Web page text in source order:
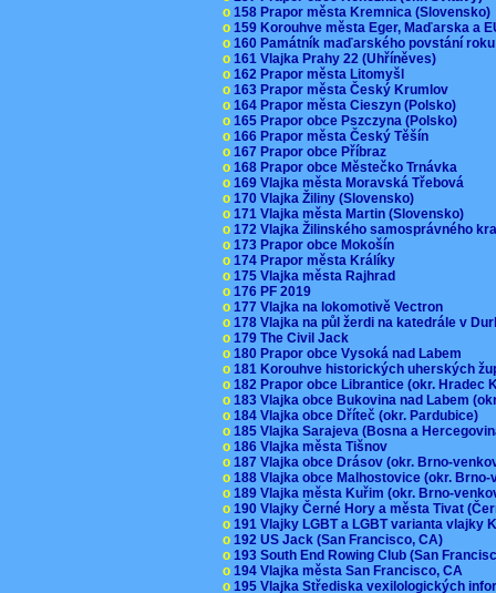
o 158 Prapor města Kremnica (Slovensko)
o 159 Korouhve města Eger, Maďarska a
o 160 Památník maďarského povstání
o 161 Vlajka Prahy 22 (Uhříněves)
o 162 Prapor města Litomyšl
o 163 Prapor města Český Krumlov
o 164 Prapor města Cieszyn (Polsko)
o 165 Prapor obce Pszczyna (Polsko)
o 166 Prapor města Český Těšín
o 167 Prapor obce Příbraz
o 168 Prapor obce Městečko Trnávka
o 169 Vlajka města Moravská Třebová
o 170 Vlajka Žiliny (Slovensko)
o 171 Vlajka města Martin (Slovensko)
o 172 Vlajka Žilinského samosprávného
o 173 Prapor obce Mokošín
o 174 Prapor města Králíky
o 175 Vlajka města Rajhrad
o 176 PF 2019
o 177 Vlajka na lokomotivě Vectron
o 178 Vlajka na půl žerdi na katedrále v
o 179 The Civil Jack
o 180 Prapor obce Vysoká nad Labem
o 181 Korouhve historických uherských
o 182 Prapor obce Librantice (okr. Hradec
o 183 Vlajka obce Bukovina nad Labem
o 184 Vlajka obce Dříteč (okr. Pardubice)
o 185 Vlajka Sarajeva (Bosna a
o 186 Vlajka města Tišnov
o 187 Vlajka obce Drásov (okr. Brno-
o 188 Vlajka obce Malhostovice (okr.
o 189 Vlajka města Kuřim (okr. Brno-
o 190 Vlajky Černé Hory a města Tivat
o 191 Vlajky LGBT a LGBT varianta vlajky
o 192 US Jack (San Francisco, CA)
o 193 South End Rowing Club (San
o 194 Vlajka města San Francisco, CA
o 195 Vlajka Střediska vexilologických